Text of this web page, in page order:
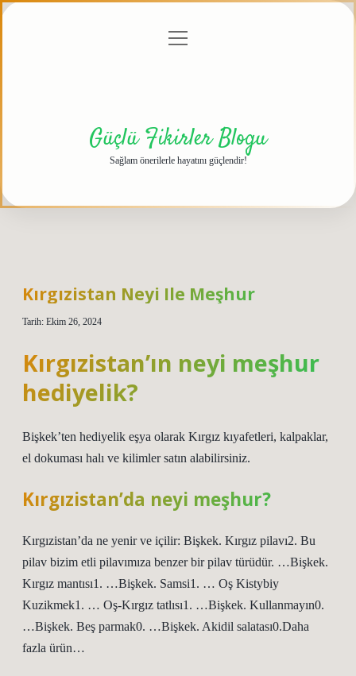
menüyü
Güçlü Fikirler Blogu
Sağlam önerilerle hayatını güçlendir!
Kırgızistan Neyi Ile Meşhur
Tarih: Ekim 26, 2024
Kırgızistan’ın neyi meşhur
hediyelik?
Bişkek’ten hediyelik eşya olarak Kırgız kıyafetleri, kalpaklar,
el dokuması halı ve kilimler satın alabilirsiniz.
Kırgızistan’da neyi meşhur?
Kırgızistan’da ne yenir ve içilir: Bişkek. Kırgız pilavı2. Bu
pilav bizim etli pilavımıza benzer bir pilav türüdür. …Bişkek.
Kırgız mantısı1. …Bişkek. Samsi1. … Oş Kistybiy
Kuzikmek1. … Oş-Kırgız tatlısı1. …Bişkek. Kullanmayın0.
…Bişkek. Beş parmak0. …Bişkek. Akidil salatası0.Daha
fazla ürün…